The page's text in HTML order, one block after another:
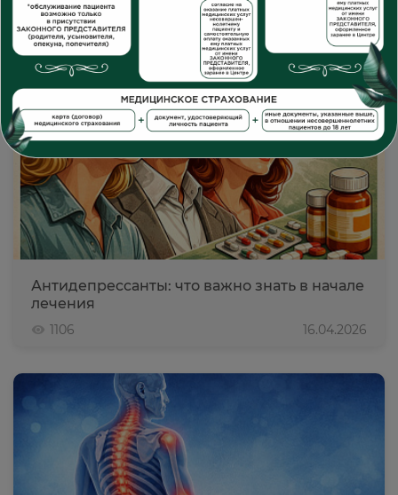
Антидепрессанты: что важно знать в начале
лечения
1106 16.04.2026